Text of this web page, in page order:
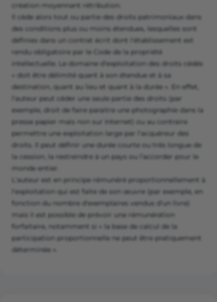
création moyennant rétribution.
Il cède alors tout ou partie des droits patrimoniaux dans
des conditions plus ou moins étendues, lesquelles sont
définies dans un contrat écrit dont l'établissement est
rendu obligatoire par le Code de la propriété
intellectuelle. Le domaine d'exploitation des droits cédés
« doit être délimité quant à son étendue et à sa
destination, quant au lieu et quant à la durée ». En effet,
l'auteur peut céder une seule partie des droits (par
exemple, droit de faire paraitre une photographie dans la
presse papier mais non sur Internet) ou au contraire
permettre une exploitation large par l'acquéreur des
droits. Il peut définir une durée courte ou très longue de
la cession, la restreindre à un pays ou l’accorder pour le
monde entier.
L'auteur est en principe rémunéré proportionnellement à
l'exploitation qui est faite de son œuvre (par exemple, en
fonction du nombre d'exemplaires vendus d'un livre)
mais il est possible de prévoir une rémunération
forfaitaire, notamment si « la base de calcul de la
participation proportionnelle ne peut être pratiquement
déterminée ».